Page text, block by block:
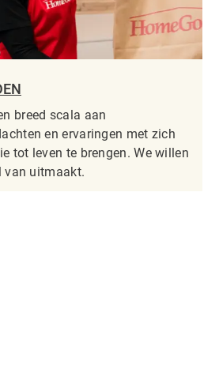
breed scala aan
en ervaringen met zich
tot leven te brengen. We willen
van uitmaakt.